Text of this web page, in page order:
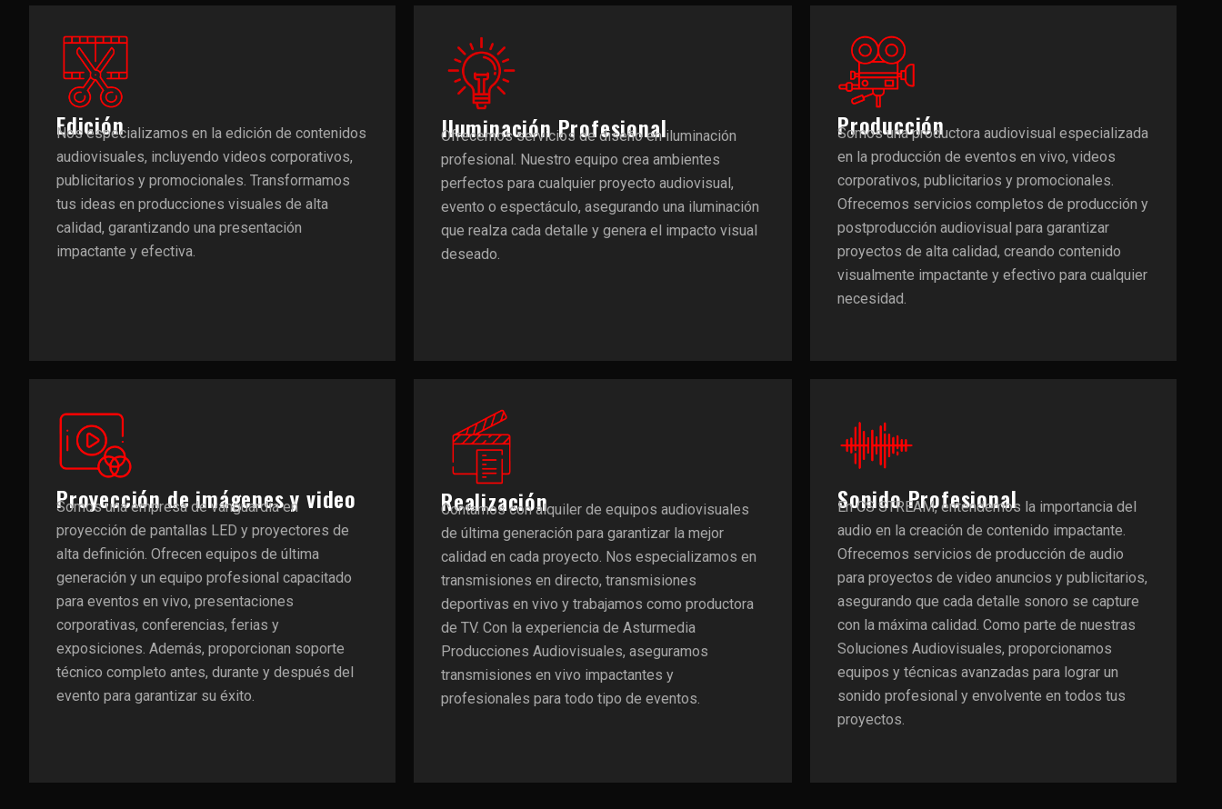
Edición
Nos especializamos en la edición de contenidos
audiovisuales, incluyendo videos corporativos,
publicitarios y promocionales. Transformamos
tus ideas en producciones visuales de alta
calidad, garantizando una presentación
impactante y efectiva.
Iluminación Profesional
Ofrecemos servicios de diseño en iluminación
profesional. Nuestro equipo crea ambientes
perfectos para cualquier proyecto audiovisual,
evento o espectáculo, asegurando una iluminación
que realza cada detalle y genera el impacto visual
deseado.
Producción
Somos una productora audiovisual especializada
en la producción de eventos en vivo, videos
corporativos, publicitarios y promocionales.
Ofrecemos servicios completos de producción y
postproducción audiovisual para garantizar
proyectos de alta calidad, creando contenido
visualmente impactante y efectivo para cualquier
necesidad.
Proyección de imágenes y video
Somos una empresa de vanguardia en
proyección de pantallas LED y proyectores de
alta definición. Ofrecen equipos de última
generación y un equipo profesional capacitado
para eventos en vivo, presentaciones
corporativas, conferencias, ferias y
exposiciones. Además, proporcionan soporte
técnico completo antes, durante y después del
evento para garantizar su éxito.
Realización
Contamos con alquiler de equipos audiovisuales
de última generación para garantizar la mejor
calidad en cada proyecto. Nos especializamos en
transmisiones en directo, transmisiones
deportivas en vivo y trabajamos como productora
de TV. Con la experiencia de Asturmedia
Producciones Audiovisuales, aseguramos
transmisiones en vivo impactantes y
profesionales para todo tipo de eventos.
Sonido Profesional
En CS STREAM, entendemos la importancia del
audio en la creación de contenido impactante.
Ofrecemos servicios de producción de audio
para proyectos de video anuncios y publicitarios,
asegurando que cada detalle sonoro se capture
con la máxima calidad. Como parte de nuestras
Soluciones Audiovisuales, proporcionamos
equipos y técnicas avanzadas para lograr un
sonido profesional y envolvente en todos tus
proyectos.